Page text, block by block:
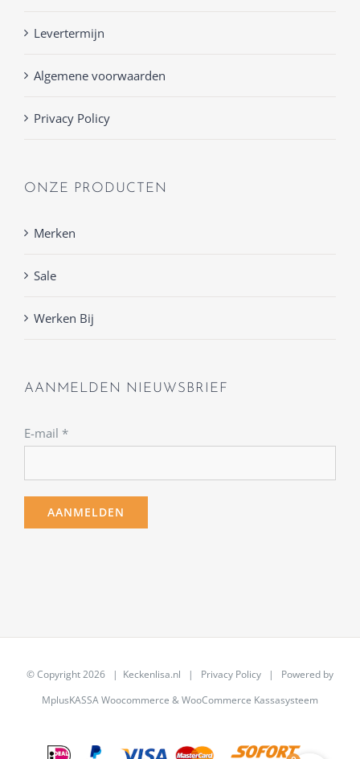
Levertermijn
Algemene voorwaarden
Privacy Policy
ONZE PRODUCTEN
Merken
Sale
Werken Bij
AANMELDEN NIEUWSBRIEF
E-mail *
© Copyright2026 | Keckenlisa.nl | Privacy Policy | Powered by
MplusKASSA Woocommerce &WooCommerce Kassasysteem